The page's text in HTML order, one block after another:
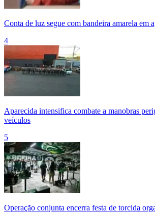
Conta de luz segue com bandeira amarela em
4
Aparecida intensifica combate a manobras
veículos
5
Operação conjunta encerra festa de torcida